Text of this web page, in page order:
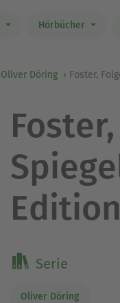
Hörbücher
Oliver Döring Foster,
Serie
Oliver Döring